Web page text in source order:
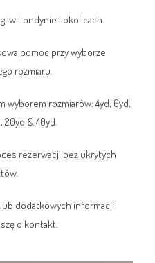
w Londynie i okolicach.
pomoc przy wyborze
rozmiaru.
wyborem rozmiarów: 4yd, 6yd,
20yd & 40yd.
rezerwacji bez ukrytych
dodatkowych informacji
o kontakt.